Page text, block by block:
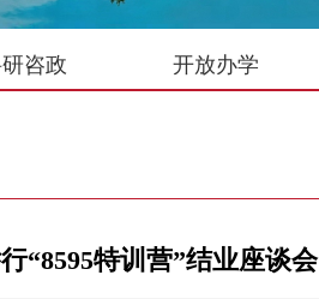
咨政 开放办学
“8595特训营”结业座谈会